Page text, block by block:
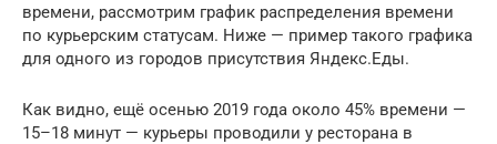
времени, рассмотрим график распределения времени
по курьерским статусам. Ниже — пример такого графика
для одного из городов присутствия Яндекс.Еды.
Как видно, ещё осенью 2019 года около 45% времени —
15–18 минут — курьеры проводили у ресторана в